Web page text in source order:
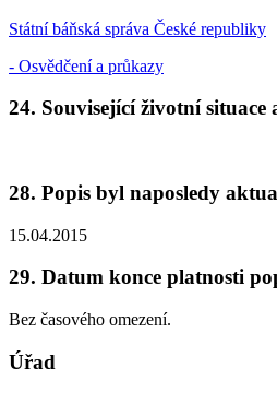
Státní báňská správa České republiky
- Osvědčení a průkazy
24. Související životní
28. Popis byl naposledy
15.04.2015
29. Datum konce platnosti
Bez časového omezení.
Úřad